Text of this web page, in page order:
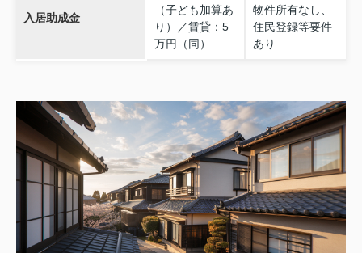
入居助成金
（子ども加算あ
り）／賃貸：5
万円（同）
物件所有なし、
住民登録等要件
あり